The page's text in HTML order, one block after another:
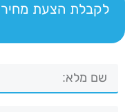
לקבלת הצעת מחיר